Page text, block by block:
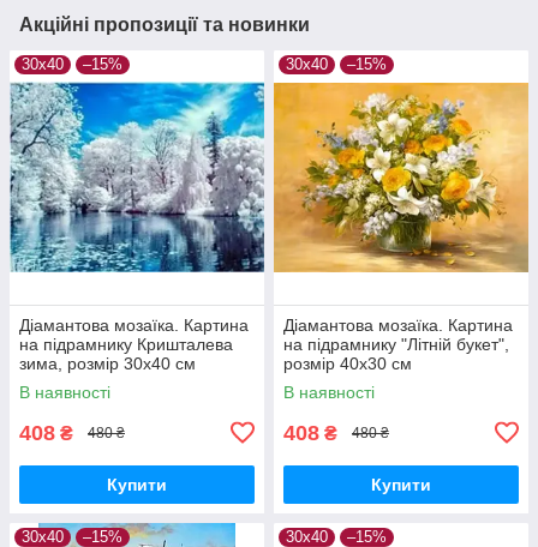
Акційні пропозиції та новинки
30х40 –15%
Діамантова мозаїка. Картина
на підрамнику Кришталева
зима, розмір 30х40 см
В наявності
408 ₴ 480 ₴
Купити
30х40 –15%
Діамантова мозаїка. Картина
на підрамнику "Літній букет",
розмір 40х30 см
В наявності
408 ₴ 480 ₴
Купити
30х40 –15% 30х40 –15%